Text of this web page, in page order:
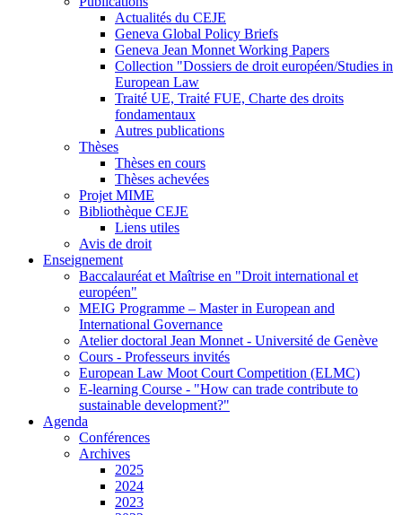
Actualités du CEJE
Geneva Global Policy Briefs
Geneva Jean Monnet Working Papers
Collection "Dossiers de droit européen/Studies in
European Law
Traité UE, Traité FUE, Charte des droits
fondamentaux
Autres publications
Thèses
Thèses en cours
Thèses achevées
Projet MIME
Bibliothèque CEJE
Liens utiles
Avis de droit
Enseignement
Baccalauréat et Maîtrise en "Droit international et
européen"
MEIG Programme – Master in European and
International Governance
Atelier doctoral Jean Monnet - Université de Genève
Cours - Professeurs invités
European Law Moot Court Competition (ELMC)
E-learning Course - "How can trade contribute to
sustainable development?"
Agenda
Conférences
Archives
2025
2024
2023